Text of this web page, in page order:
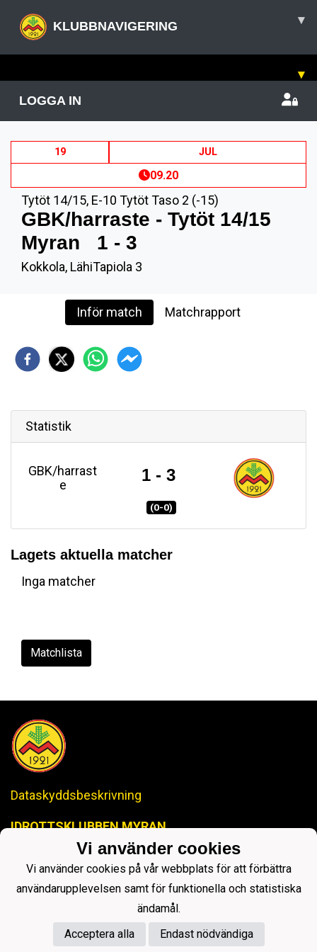
KLUBBNAVIGERING ▾
▾
LOGGA IN
19 JUL
09.20
Tytöt 14/15, E-10 Tytöt Taso 2 (-15)
GBK/harraste - Tytöt 14/15
Myran
1 - 3
Kokkola, LähiTapiola 3
Inför match Matchrapport
Statistik
GBK/harrast
e
1 - 3
(0-0)
Lagets aktuella matcher
Inga matcher
Matchlista
Dataskyddsbeskrivning
IDROTTSKLUBBEN MYRAN
-Anrik Historia, Lysande Framtid-
ikmyranjopox@gmail.com
Powered by
Vi använder cookies
Vi använder cookies på vår webbplats för att förbättra
användarupplevelsen samt för funktionella och statistiska
ändamål.
Acceptera alla
Endast nödvändiga